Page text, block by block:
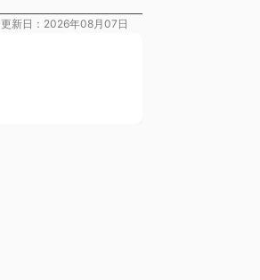
更新日：2026年08月07日